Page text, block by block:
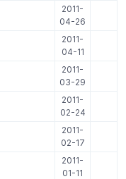
2011-
04-26
2011-
04-11
2011-
03-29
2011-
02-24
2011-
02-17
2011-
01-11